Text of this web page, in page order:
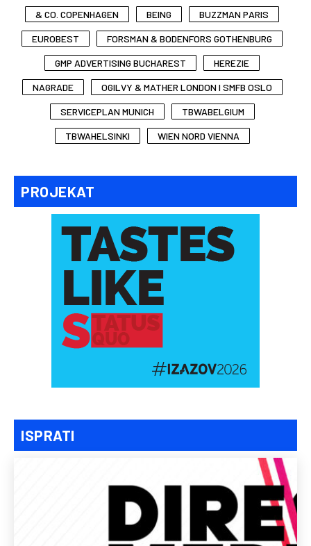
PROJEKAT
ISPRATI
& CO. COPENHAGEN BEING BUZZMAN PARIS
EUROBEST FORSMAN & BODENFORS GOTHENBURG
GMP ADVERTISING BUCHAREST HEREZIE
NAGRADE OGILVY & MATHER LONDON I SMFB OSLO
SERVICEPLAN MUNICH TBWABELGIUM
TBWAHELSINKI WIEN NORD VIENNA